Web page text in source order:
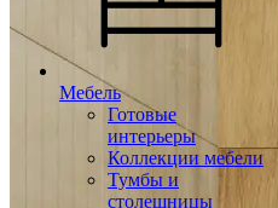
Мебель
Готовые
интерьеры
Коллекции мебели
Тумбы и
столешницы